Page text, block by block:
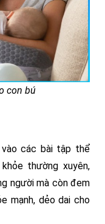
con bú
vào các bài tập thể
thường xuyên,
người mà còn đem
mạnh, dẻo dai cho